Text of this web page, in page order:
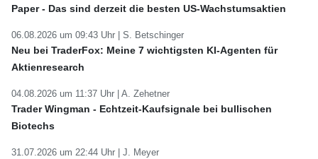
Paper - Das sind derzeit die besten US-Wachstumsaktien
06.08.2026 um 09:43 Uhr | S. Betschinger
Neu bei TraderFox: Meine 7 wichtigsten KI-Agenten für
Aktienresearch
04.08.2026 um 11:37 Uhr | A. Zehetner
Trader Wingman - Echtzeit-Kaufsignale bei bullischen
Biotechs
31.07.2026 um 22:44 Uhr | J. Meyer